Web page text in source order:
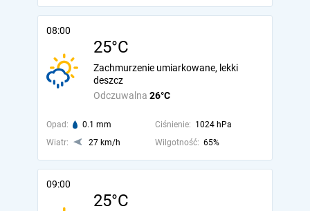
08:00
25°C
Odczuwalna 26°C
Zachmurzenie umiarkowane, lekki
deszcz
Opad: 0.1 mm Ciśnienie: 1024 hPa
Wiatr:
27 km/h Wilgotność: 65%
09:00
25°C